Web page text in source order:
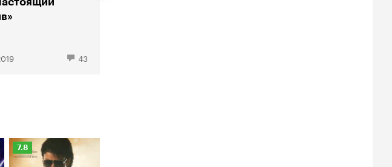
43
Рейтинг
Кинопоиска
7.8